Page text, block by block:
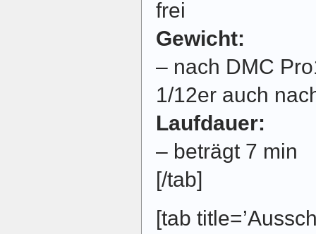
frei
Gewicht:
– nach DMC
1/12er auch
Laufdauer:
– beträgt 7 min
[/tab]
[tab